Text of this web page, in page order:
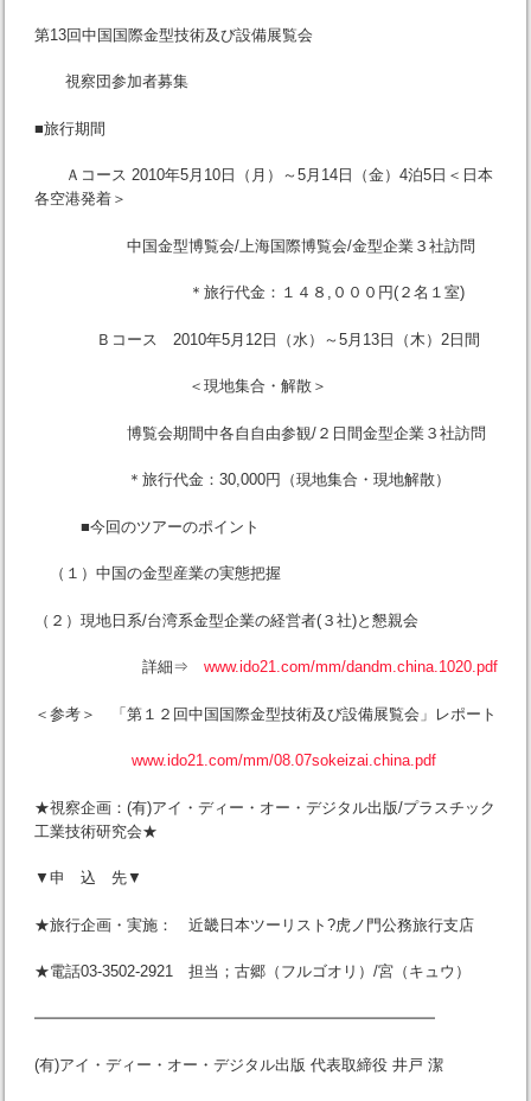
第13回中国国際金型技術及び設備展覧会
視察団参加者募集
■旅行期間
Ａコース 2010年5月10日（月）～5月14日（金）4泊5日＜日本
各空港発着＞
中国金型博覧会/上海国際博覧会/金型企業３社訪問
＊旅行代金：１４８,０００円(２名１室)
Ｂコース 2010年5月12日（水）～5月13日（木）2日間
＜現地集合・解散＞
博覧会期間中各自自由参観/２日間金型企業３社訪問
＊旅行代金：30,000円（現地集合・現地解散）
■今回のツアーのポイント
（１）中国の金型産業の実態把握
（２）現地日系/台湾系金型企業の経営者(３社)と懇親会
詳細⇒ www.ido21.com/mm/dandm.china.1020.pdf
＜参考＞ 「第１２回中国国際金型技術及び設備展覧会」レポート
www.ido21.com/mm/08.07sokeizai.china.pdf
★視察企画：(有)アイ・ディー・オー・デジタル出版/プラスチック
工業技術研究会★
▼申 込 先▼
★旅行企画・実施： 近畿日本ツーリスト?虎ノ門公務旅行支店
★電話03-3502-2921 担当；古郷（フルゴオリ）/宮（キュウ）
━━━━━━━━━━━━━━━━━━━━━━━━━━
(有)アイ・ディー・オー・デジタル出版 代表取締役 井戸 潔